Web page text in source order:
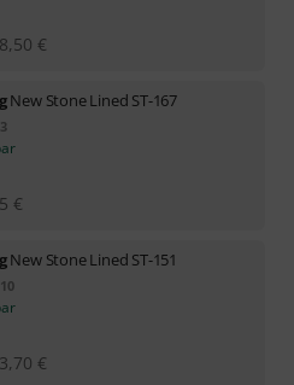
€
New Stone Lined ST-167
3
€
New Stone Lined ST-151
10
€